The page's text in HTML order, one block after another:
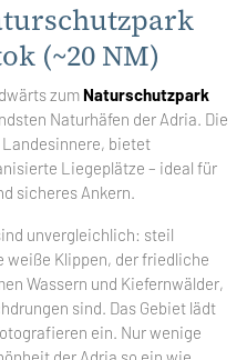
(~20 NM)
zum Naturschutzpark
Naturhäfen der Adria. Die
bietet
Liegeplätze – ideal für
sicheres Ankern.
unvergleichlich: steil
weiße Klippen, der friedliche
Wassern und Kiefernwälder,
sind. Das Gebiet lädt
ein. Nur wenige